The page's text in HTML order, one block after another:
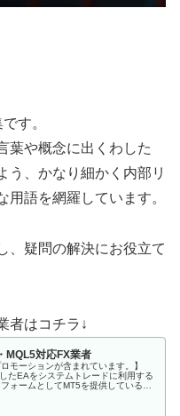
す。
葉や概念に出くわした
う、かなり細かく内部リ
用語を網羅しています。
、疑問の解決にお役立て
者はコチラ↓
MQL5対応FX業者
モーションが含まれています。】
たEAをシステムトレードに利用する
ォームとしてMT5を提供しているFX